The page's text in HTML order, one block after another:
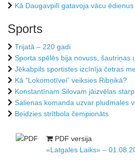
Kā Daugavpilī gatavoja vācu ēdienus
Sports
Trijatā – 220 gadi
Sporta spēlēs bija novuss, šautriņas
Jēkabpils sportistes izcīnīja četras
Kā “Lokomotīvei” veiksies Ribņikā?
Konstantīnam Silovam jāizvēlas
Salienas komanda uzvar pludmales
Beidzies strītbola čempionāts
PDF versija
«Latgales Laiks» –